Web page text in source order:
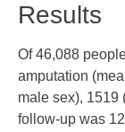
Results
Of 46,088
amputation
male sex), 1519
follow-up was